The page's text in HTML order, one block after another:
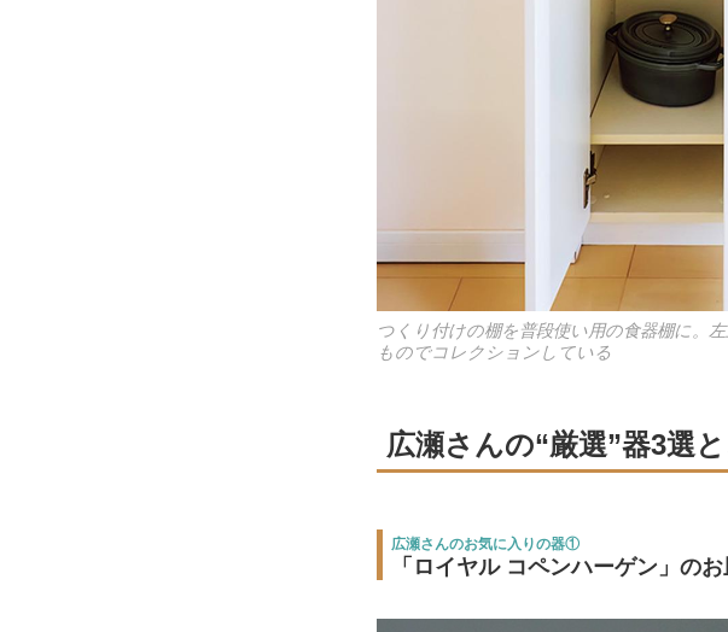
つくり付けの棚を普段使い用の食器棚に。
ものでコレクションしている
広瀬さんの“厳選”器3選
広瀬さんのお気に入りの器①
「ロイヤル コペンハーゲン」の